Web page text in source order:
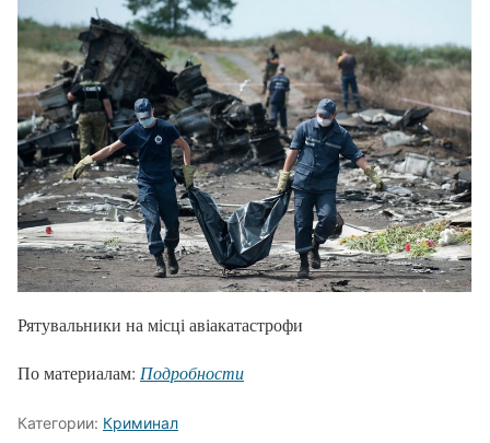
Рятувальники на місці авіакатастрофи
По материалам: Подробности
Категории: Криминал